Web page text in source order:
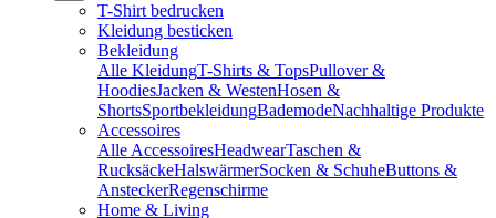
T-Shirt bedrucken
Kleidung besticken
Bekleidung
Alle KleidungT-Shirts & TopsPullover &
HoodiesJacken & WestenHosen &
ShortsSportbekleidungBademodeNachhaltige Produkte
Accessoires
Alle AccessoiresHeadwearTaschen &
RucksäckeHalswärmerSocken & SchuheButtons &
AnsteckerRegenschirme
Home & Living